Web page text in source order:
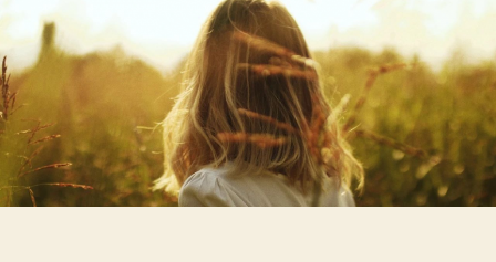
期
可
靠
公
众
号
赚
了
那